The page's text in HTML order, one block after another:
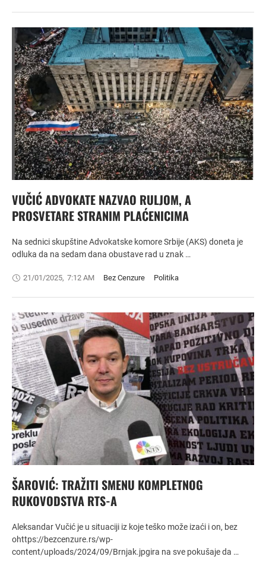
VUČIĆ ADVOKATE NAZVAO RULJOM, A
PROSVETARE STRANIM PLAĆENICIMA
Na sednici skupštine Advokatske komore Srbije (AKS) doneta je
odluka da na sedam dana obustave rad u znak …
21/01/2025, 7:12 AM Bez Cenzure Politika
ŠAROVIĆ: TRAŽITI SMENU KOMPLETNOG
RUKOVODSTVA RTS-A
Aleksandar Vučić je u situaciji iz koje teško može izaći i on, bez
ohttps://bezcenzure.rs/wp-
content/uploads/2024/09/Brnjak.jpgira na sve pokušaje da …